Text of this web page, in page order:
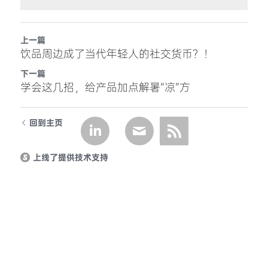
上一篇
饮品周边成了当代年轻人的社交货币？！
下一篇
学会这几招，给产品加点解暑“凉”方
回到主页
上线了提供技术支持